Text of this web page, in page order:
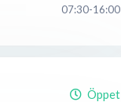
07:30-16:00
Öppet